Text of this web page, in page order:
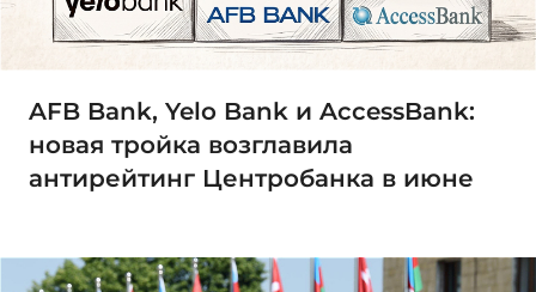
AFB Bank, Yelo Bank и AccessBank:
новая тройка возглавила
антирейтинг Центробанка в июне